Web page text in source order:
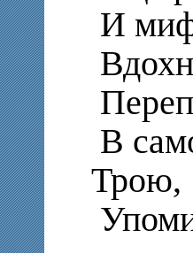
И
В
Трою,